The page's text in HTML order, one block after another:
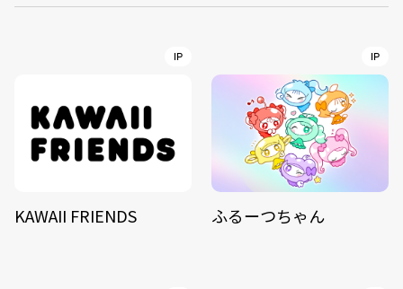
IP
KAWAII FRIENDS
IP
ふるーつちゃん